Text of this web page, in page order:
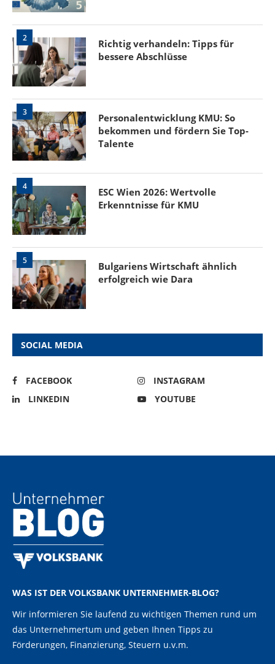
2
Richtig verhandeln: Tipps für
bessere Abschlüsse
3
Personalentwicklung KMU: So
bekommen und fördern Sie Top-
Talente
4
ESC Wien 2026: Wertvolle
Erkenntnisse für KMU
5
Bulgariens Wirtschaft ähnlich
erfolgreich wie Dara
SOCIAL MEDIA
FACEBOOK
INSTAGRAM
LINKEDIN
YOUTUBE
WAS IST DER VOLKSBANK UNTERNEHMER-BLOG?
Wir informieren Sie laufend zu wichtigen Themen rund um
das Unternehmertum und geben Ihnen Tipps zu
Förderungen, Finanzierung, Steuern u.v.m.